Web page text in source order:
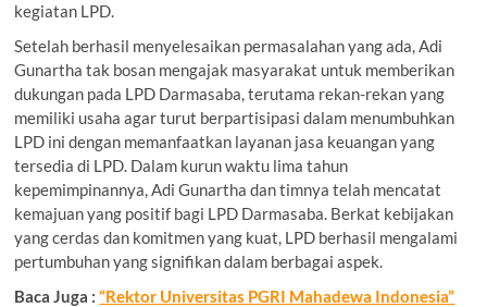
kegiatan LPD.
Setelah berhasil menyelesaikan permasalahan yang ada, Adi
Gunartha tak bosan mengajak masyarakat untuk memberikan
dukungan pada LPD Darmasaba, terutama rekan-rekan yang
memiliki usaha agar turut berpartisipasi dalam menumbuhkan
LPD ini dengan memanfaatkan layanan jasa keuangan yang
tersedia di LPD. Dalam kurun waktu lima tahun
kepemimpinannya, Adi Gunartha dan timnya telah mencatat
kemajuan yang positif bagi LPD Darmasaba. Berkat kebijakan
yang cerdas dan komitmen yang kuat, LPD berhasil mengalami
pertumbuhan yang signifikan dalam berbagai aspek.
Baca Juga :“Rektor Universitas PGRI Mahadewa Indonesia”